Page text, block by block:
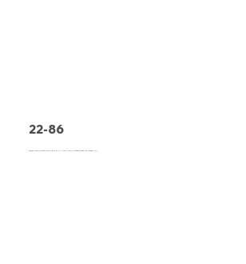
22-86
Bande transporteuse type 22-86 PVC, bleu, tissu 2 couches stable en largeur (R)